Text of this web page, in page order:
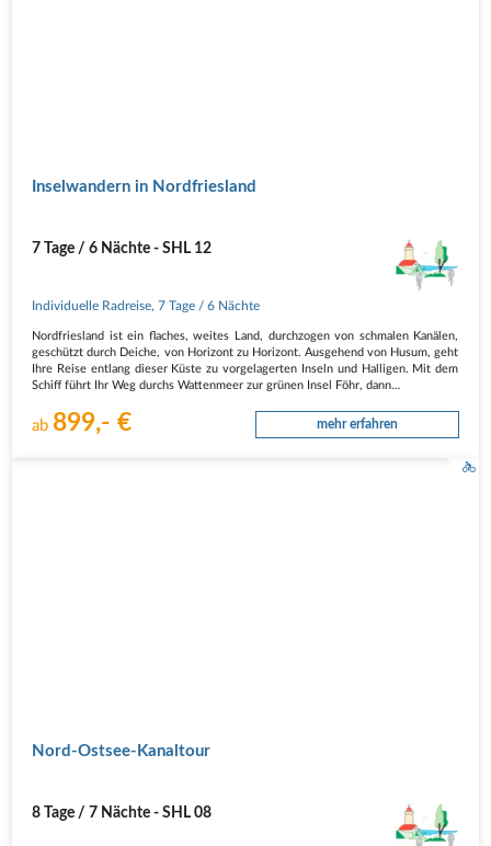
Inselwandern in Nordfriesland
7 Tage / 6 Nächte - SHL 12
Individuelle Radreise,7 Tage / 6 Nächte
Nordfriesland ist ein flaches, weites Land, durchzogen von schmalen Kanälen,
geschützt durch Deiche, von Horizont zu Horizont. Ausgehend von Husum, geht
Ihre Reise entlang dieser Küste zu vorgelagerten Inseln und Halligen. Mit dem
Schiff führt Ihr Weg durchs Wattenmeer zur grünen Insel Föhr, dann…
ab 899,- € mehr erfahren
Nord-Ostsee-Kanaltour
8 Tage / 7 Nächte - SHL 08